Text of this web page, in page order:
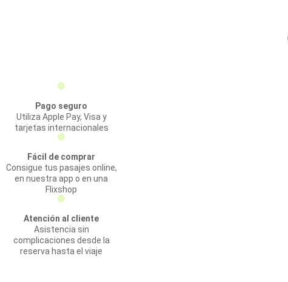
Pago seguro
Utiliza Apple Pay, Visa y
tarjetas internacionales
Fácil de comprar
Consigue tus pasajes online,
en nuestra app o en una
Flixshop
Atención al cliente
Asistencia sin
complicaciones desde la
reserva hasta el viaje